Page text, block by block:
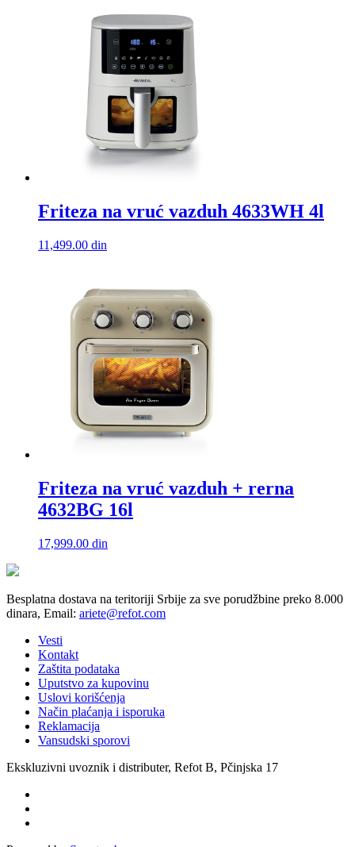
Friteza na vruć vazduh 4633WH 4l
11,499.00 din
Friteza na vruć vazduh + rerna
4632BG 16l
17,999.00 din
Besplatna dostava na teritoriji Srbije za sve porudžbine preko 8.000
dinara, Email: ariete@refot.com
Vesti
Kontakt
Zaštita podataka
Uputstvo za kupovinu
Uslovi korišćenja
Način plaćanja i isporuka
Reklamacija
Vansudski sporovi
Ekskluzivni uvoznik i distributer, Refot B, Pčinjska 17